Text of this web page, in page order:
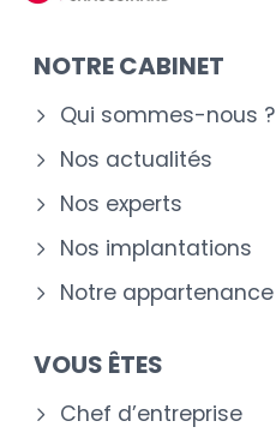
NOTRE CABINET
Qui sommes-nous ?
Nos actualités
Nos experts
Nos implantations
Notre appartenance
VOUS ÊTES
Chef d’entreprise